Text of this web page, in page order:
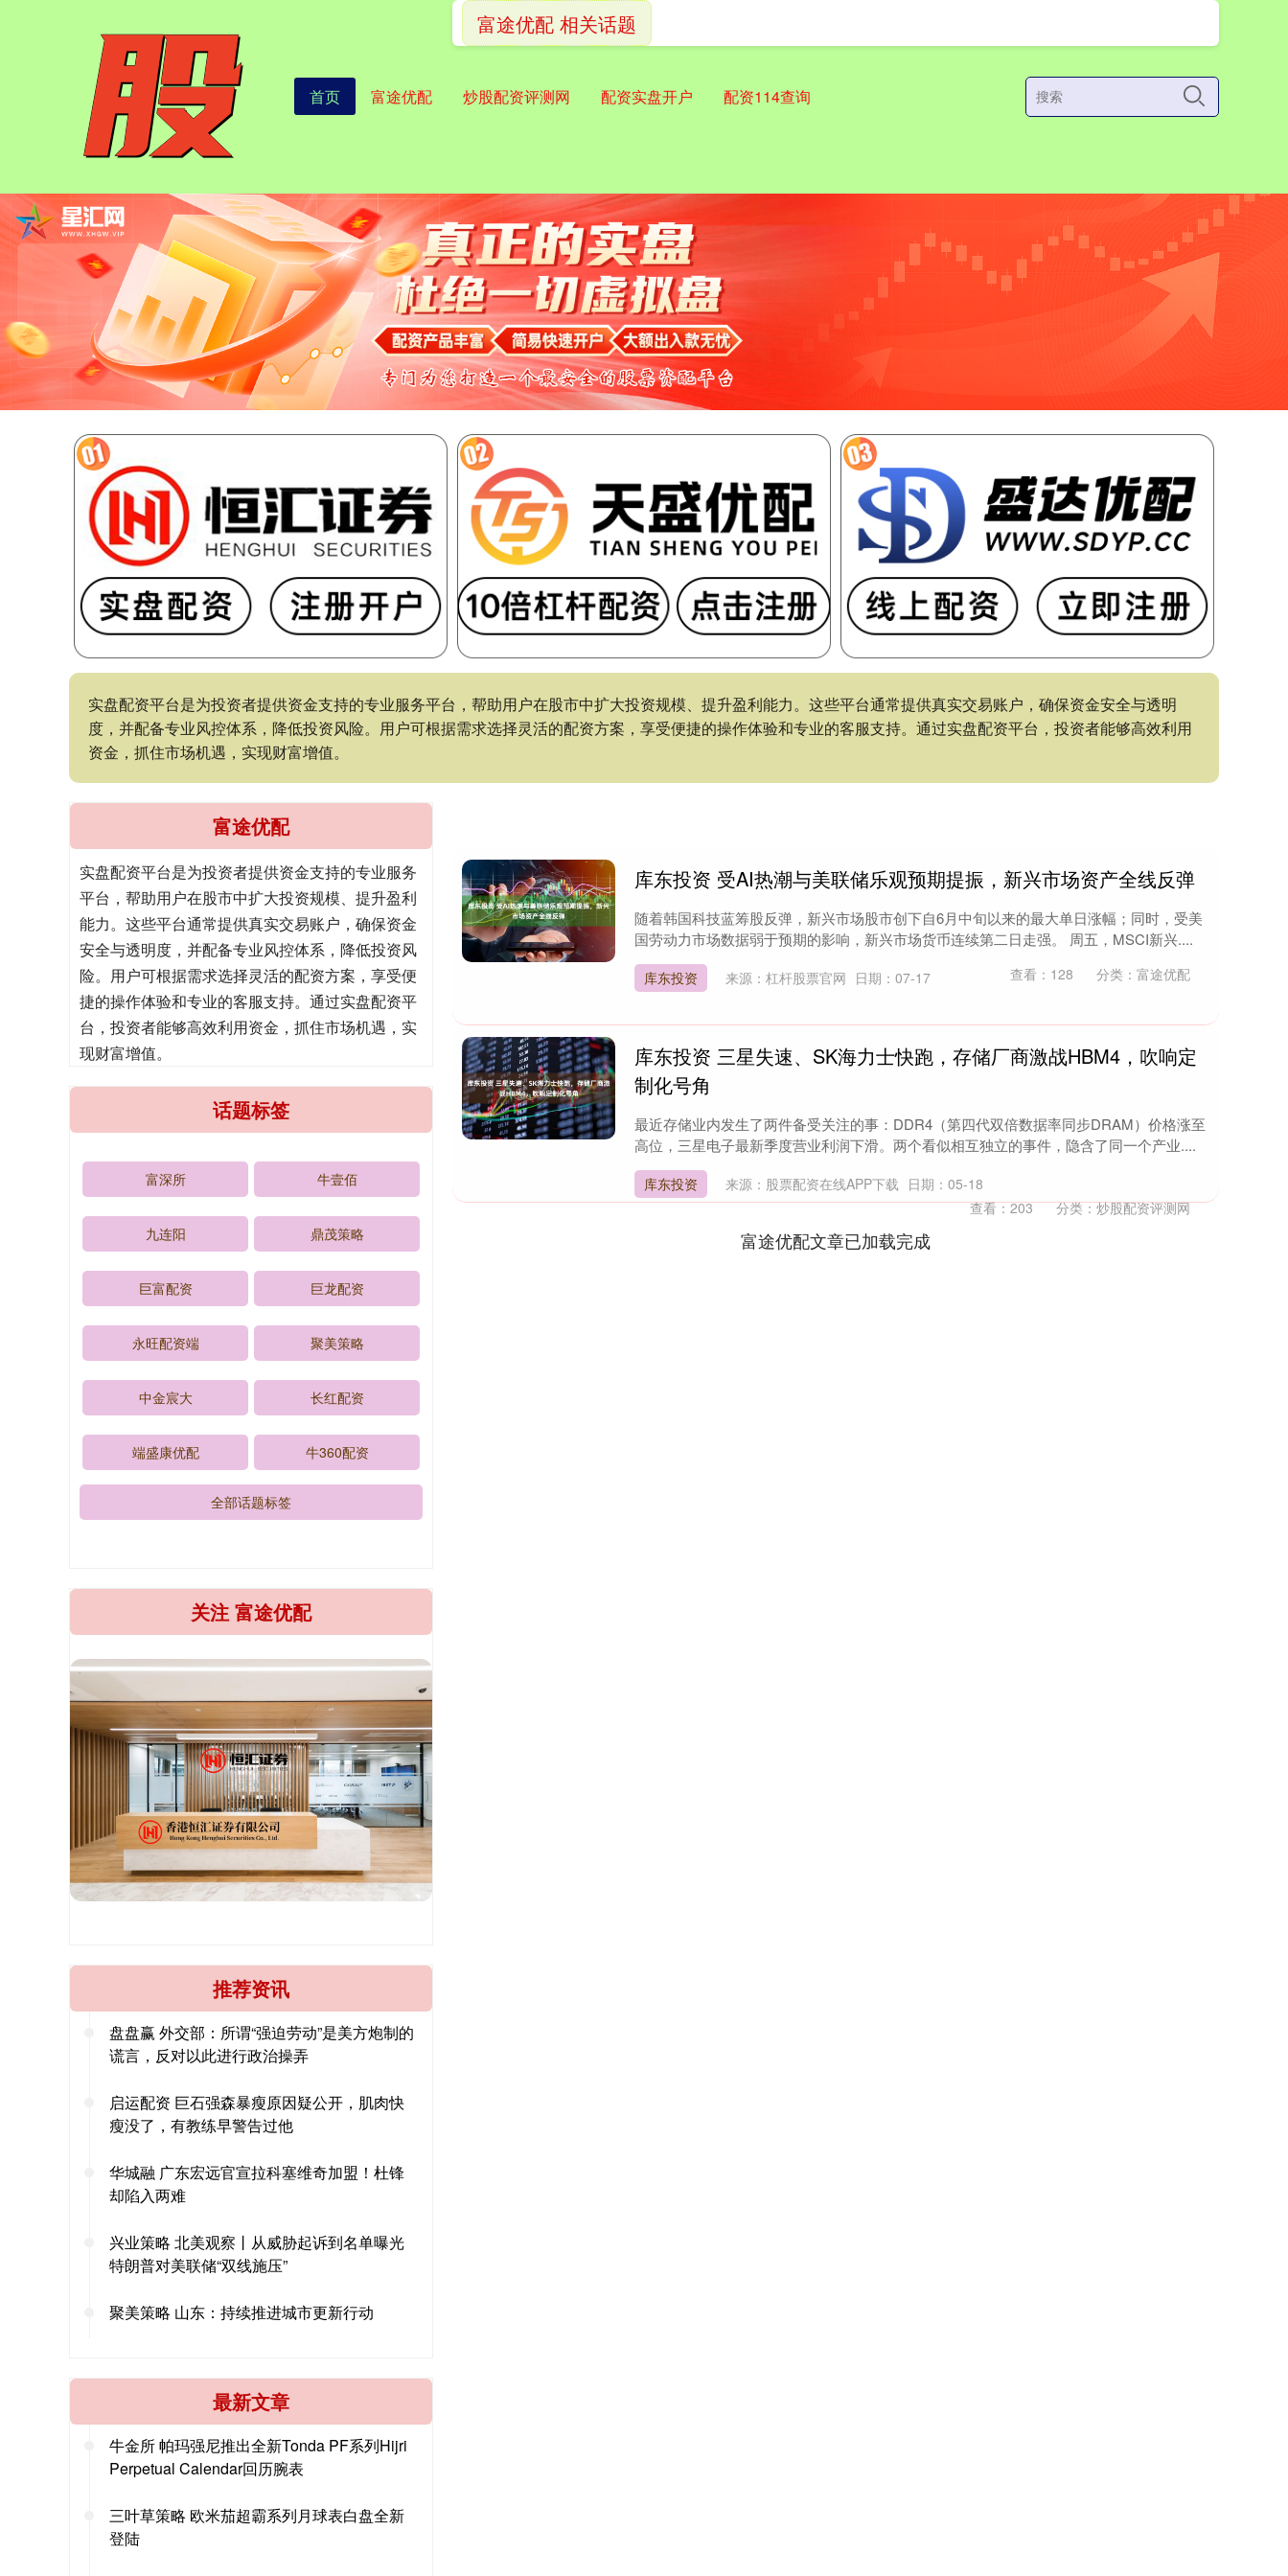
首页 富途优配 炒股配资评测网 配资实盘开户 配资114查询
实盘配资平台是为投资者提供资金支持的专业服务平台，帮助用户在股市中扩大投资规模、提升盈利能力。这些平台通常提供真实交易账户，确保资金安全与透明
度，并配备专业风控体系，降低投资风险。用户可根据需求选择灵活的配资方案，享受便捷的操作体验和专业的客服支持。通过实盘配资平台，投资者能够高效利用
资金，抓住市场机遇，实现财富增值。
富途优配 相关话题
库东投资 受AI热潮与美联储乐观预期提振，新兴市场资产全线反弹
随着韩国科技蓝筹股反弹，新兴市场股市创下自6月中旬以来的最大单日涨幅；同时，受美
国劳动力市场数据弱于预期的影响，新兴市场货币连续第二日走强。 周五，MSCI新兴....
库东投资 来源：杠杆股票官网 日期：07-17 查看： 128 分类： 富途优配
库东投资 三星失速、SK海力士快跑，存储厂商激战HBM4，吹响定
制化号角
最近存储业内发生了两件备受关注的事：DDR4（第四代双倍数据率同步DRAM）价格涨至
高位，三星电子最新季度营业利润下滑。两个看似相互独立的事件，隐含了同一个产业....
库东投资 来源：股票配资在线APP下载 日期：05-18
查看：203 分类：炒股配资评测网
富途优配文章已加载完成
富途优配
实盘配资平台是为投资者提供资金支持的专业服务
平台，帮助用户在股市中扩大投资规模、提升盈利
能力。这些平台通常提供真实交易账户，确保资金
安全与透明度，并配备专业风控体系，降低投资风
险。用户可根据需求选择灵活的配资方案，享受便
捷的操作体验和专业的客服支持。通过实盘配资平
台，投资者能够高效利用资金，抓住市场机遇，实
现财富增值。
话题标签
富深所 牛壹佰
九连阳 鼎茂策略
巨富配资 巨龙配资
永旺配资端 聚美策略
中金宸大 长红配资
端盛康优配 牛360配资
全部话题标签
关注 富途优配
推荐资讯
盘盘赢 外交部：所谓“强迫劳动”是美方炮制的
谎言，反对以此进行政治操弄
启运配资 巨石强森暴瘦原因疑公开，肌肉快
瘦没了，有教练早警告过他
华城融 广东宏远官宣拉科塞维奇加盟！杜锋
却陷入两难
兴业策略 北美观察丨从威胁起诉到名单曝光
特朗普对美联储“双线施压”
聚美策略 山东：持续推进城市更新行动
最新文章
牛金所 帕玛强尼推出全新Tonda PF系列Hijri
Perpetual Calendar回历腕表
三叶草策略 欧米茄超霸系列月球表白盘全新
登陆